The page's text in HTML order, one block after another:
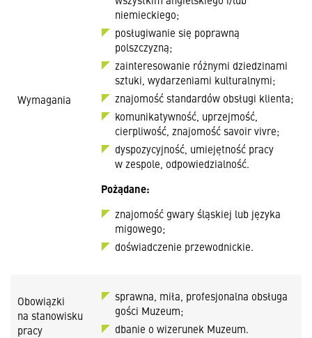
Wymagania
niemieckiego;
posługiwanie się poprawną
polszczyzną;
zainteresowanie różnymi dziedzinami
sztuki, wydarzeniami kulturalnymi;
znajomość standardów obsługi klienta;
komunikatywność, uprzejmość,
cierpliwość, znajomość savoir vivre;
dyspozycyjność, umiejętność pracy
w zespole, odpowiedzialność.
Pożądane:
znajomość gwary śląskiej lub języka
migowego;
doświadczenie przewodnickie.
Obowiązki
na stanowisku
pracy
sprawna, miła, profesjonalna obsługa
gości Muzeum;
dbanie o wizerunek Muzeum.